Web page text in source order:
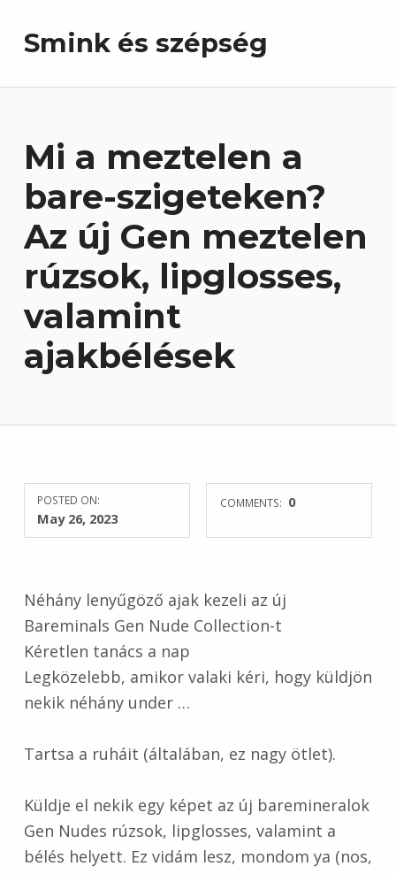
Smink és szépség
Mi a meztelen a
bare-szigeteken?
Az új Gen meztelen
rúzsok, lipglosses,
valamint
ajakbélések
POSTED ON:
May 26, 2023
COMMENTS: 0
Néhány lenyűgöző ajak kezeli az új
Bareminals Gen Nude Collection-t
Kéretlen tanács a nap
Legközelebb, amikor valaki kéri, hogy küldjön
nekik néhány under …
Tartsa a ruháit (általában, ez nagy ötlet).
Küldje el nekik egy képet az új baremineralok
Gen Nudes rúzsok, lipglosses, valamint a
bélés helyett. Ez vidám lesz, mondom ya (nos,